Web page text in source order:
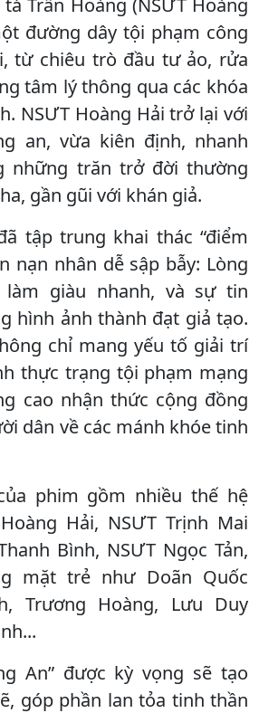
Trần Hoàng (NSƯT Hoàng
đường dây tội phạm công
từ chiêu trò đầu tư ảo, rửa
tâm lý thông qua các khóa
NSƯT Hoàng Hải trở lại với
an, vừa kiên định, nhanh
những trăn trở đời thường
gần gũi với khán giả.
tập trung khai thác “điểm
nạn nhân dễ sập bẫy: Lòng
giàu nhanh, và sự tin
hình ảnh thành đạt giả tạo.
chỉ mang yếu tố giải trí
thực trạng tội phạm mạng
cao nhận thức cộng đồng
dân về các mánh khóe tinh
phim gồm nhiều thế hệ
Hải, NSƯT Trịnh Mai
Bình, NSƯT Ngọc Tản,
mặt trẻ như Doãn Quốc
Trương Hoàng, Lưu Duy
An” được kỳ vọng sẽ tạo
góp phần lan tỏa tinh thần